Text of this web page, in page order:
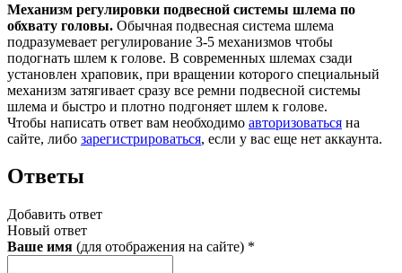
Механизм регулировки подвесной системы шлема по
обхвату головы. Обычная подвесная система шлема
подразумевает регулирование 3-5 механизмов чтобы
подогнать шлем к голове. В современных шлемах сзади
установлен храповик, при вращении которого специальный
механизм затягивает сразу все ремни подвесной системы
шлема и быстро и плотно подгоняет шлем к голове.
Чтобы написать ответ вам необходимо авторизоваться на
сайте, либо зарегистрироваться, если у вас еще нет аккаунта.
Ответы
Добавить ответ
Новый ответ
Ваше имя (для отображения на сайте) *